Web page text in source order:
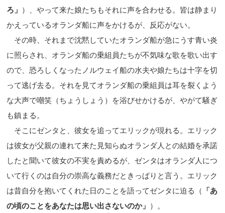
ろ」 ）、やって来た娘たちもそれに声を合わせる。皆は静まり
かえっているオランダ船に声をかけるが、反応がない。
その時、それまで沈黙していたオランダ船が急にうす青い炎
に照らされ、オランダ船の乗組員たちが不気味な歌を歌い出す
ので、恐ろしくなったノルウェイ船の水夫や娘たちは十字を切
って逃げ去る。それを見てオランダ船の乗組員は耳を裂くよう
な大声で嘲笑（ちょうしょう）を浴びせかけるが、やがて騒ぎ
も鎮まる。
そこにゼンタと、彼女を追ってエリックが現れる。エリック
は彼女が父親の連れて来た見知らぬオランダ人との結婚を承諾
したと聞いて彼女の不実を責めるが、ゼンタはオランダ人につ
いて行くのは自分の崇高な義務だときっぱりと言う。エリック
は昔自分を抱いてくれた日のことを語ってゼンタに迫る（
「あ
の頃のことをあなたは思い出さないのか」 ）。